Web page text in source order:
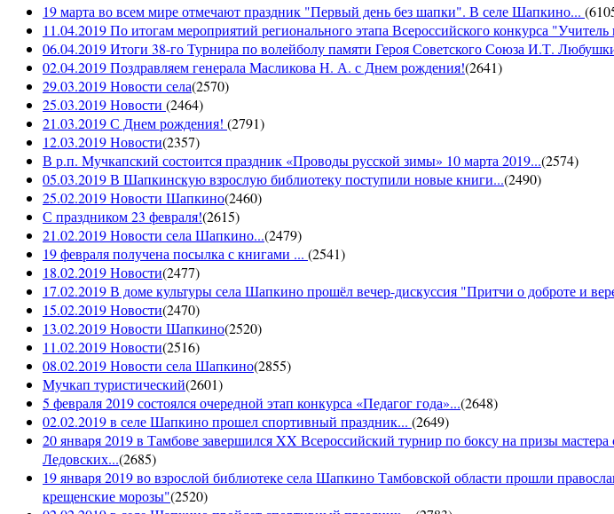
19 марта во всем мире отмечают праздник "Первый день без шапки". В селе Шапкино... (
11.04.2019 По итогам мероприятий регионального этапа Всероссийского конкурса "Учитель
06.04.2019 Итоги 38-го Турнира по волейболу памяти Героя Советского Союза И.Т.
02.04.2019 Поздравляем генерала Масликова Н. А. с Днем рождения!(2641)
29.03.2019 Новости села(2570)
25.03.2019 Новости (2464)
21.03.2019 С Днем рождения! (2791)
12.03.2019 Новости(2357)
В р.п. Мучкапский состоится праздник «Проводы русской зимы» 10 марта 2019...(2574)
05.03.2019 В Шапкинскую взрослую библиотеку поступили новые книги...(2490)
25.02.2019 Новости Шапкино(2460)
С праздником 23 февраля!(2615)
21.02.2019 Новости села Шапкино...(2479)
19 февраля получена посылка с книгами ... (2541)
18.02.2019 Новости(2477)
17.02.2019 В доме культуры села Шапкино прошёл вечер-дискуссия "Притчи о доброте и
15.02.2019 Новости(2470)
13.02.2019 Новости Шапкино(2520)
11.02.2019 Новости(2516)
08.02.2019 Новости села Шапкино(2855)
Мучкап туристический(2601)
5 февраля 2019 состоялся очередной этап конкурса «Педагог года»...(2648)
02.02.2019 в селе Шапкино прошел спортивный праздник... (2649)
20 января 2019 в Тамбове завершился XX Всероссийский турнир по боксу на призы
Ледовских...(2685)
19 января 2019 во взрослой библиотеке села Шапкино Тамбовской области прошли
крещенские морозы"(2520)